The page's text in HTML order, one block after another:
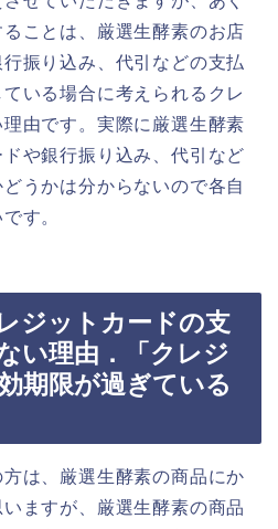
ことは、厳選生酵素のお店
振り込み、代引などの支払
いる場合に考えられるクレ
由です。実際に厳選生酵素
や銀行振り込み、代引など
うかは分からないので各自
す。
ジットカードの支
い理由．「クレジ
期限が過ぎている
は、厳選生酵素の商品にか
ますが、厳選生酵素の商品